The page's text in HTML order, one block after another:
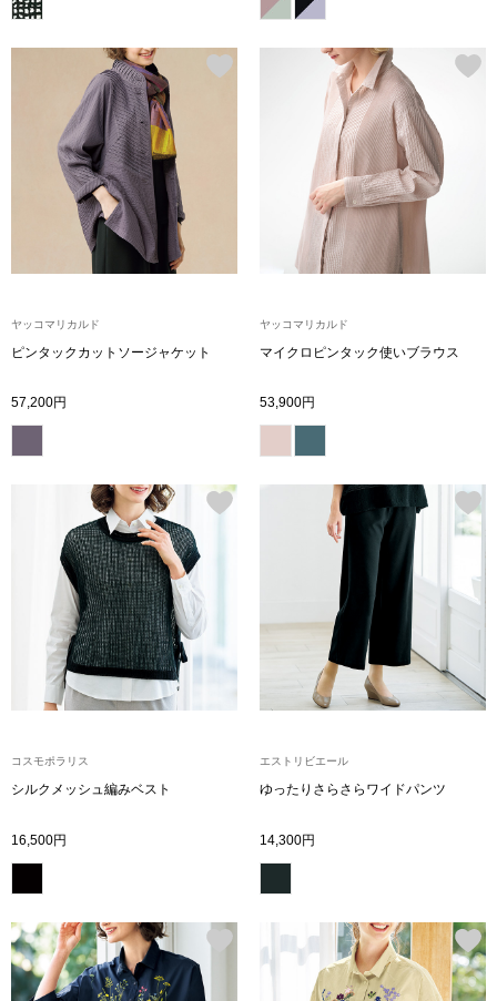
ール／酒
ランド
集
ジャケット
コート
ブルゾン
その他
ポロシャツ
シャツ／ブラ
タンクトップ
トレーナー／
カーディガン
その他
ヤッコマリカルド
ピンタックカットソージャケット
57,200円
ヤッコマリカルド
マイクロピンタック使いブラウス
53,900円
コスモポラリス
シルクメッシュ編みベスト
16,500円
エストリビエール
ゆったりさらさらワイドパンツ
14,300円